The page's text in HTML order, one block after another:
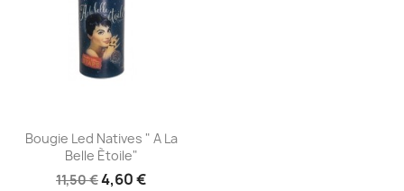
Aperçu rapide
Bougie Led Natives " A La
Belle Ètoile"
11,50 €4,60 €